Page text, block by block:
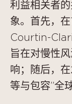
利益相关者
象。首先，
Courtin-
旨在对慢性
响；随后，
等与包容”全